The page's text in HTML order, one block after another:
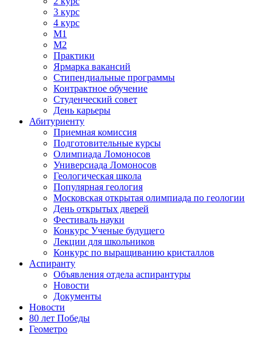
3 курс
4 курс
М1
М2
Практики
Ярмарка вакансий
Стипендиальные программы
Контрактное обучение
Студенческий совет
День карьеры
Абитуриенту
Приемная комиссия
Подготовительные курсы
Олимпиада Ломоносов
Универсиада Ломоносов
Геологическая школа
Популярная геология
Московская открытая олимпиада по геологии
День открытых дверей
Фестиваль науки
Конкурс Ученые будущего
Лекции для школьников
Конкурс по выращиванию кристаллов
Аспиранту
Объявления отдела аспирантуры
Новости
Документы
Новости
80 лет Победы
Геометро